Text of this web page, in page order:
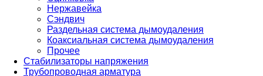
Нержавейка
Сэндвич
Раздельная система дымоудаления
Коаксиальная система дымоудаления
Прочее
Стабилизаторы напряжения
Трубопроводная арматура